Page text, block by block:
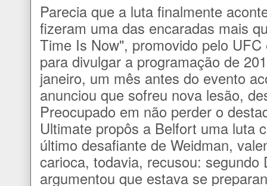
Parecia que a luta finalmente
fizeram uma das encaradas mais
Time Is Now", promovido pelo
para divulgar a programação de
janeiro, um mês antes do evento
anunciou que sofreu nova lesão,
Preocupado em não perder o
Ultimate propôs a Belfort uma luta
último desafiante de Weidman,
carioca, todavia, recusou: segundo
argumentou que estava se